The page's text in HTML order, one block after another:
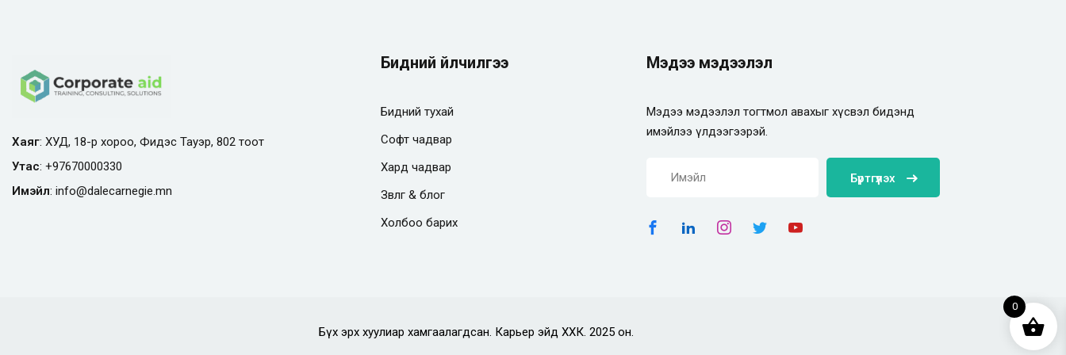
Хаяг: ХУД, 18-р хороо, Фидэс Тауэр, 802 тоот
Утас: +97670000330
Имэйл: info@dalecarnegie.mn
Бидний үйлчилгээ
Бидний тухай
Софт чадвар
Хард чадвар
Зөвлөгөө & блог
Холбоо барих
Мэдээ мэдээлэл
Мэдээ мэдээлэл тогтмол авахыг хүсвэл бидэнд
имэйлээ үлдээгээрэй.
Бүртгүүлэх
Бүх эрх хуулиар хамгаалагдсан. Карьер эйд ХХК. 2025 он.
0